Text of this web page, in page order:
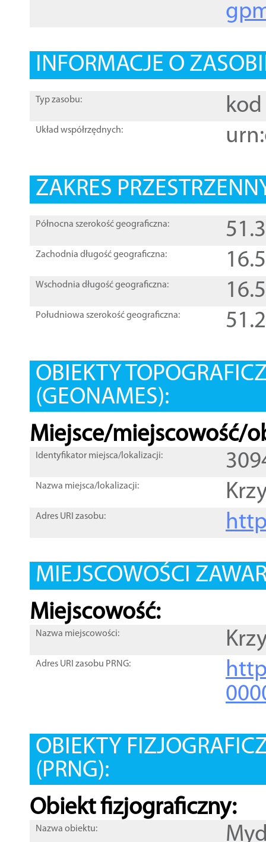
INFORMACJE O
Typ zasobu: kod
Układ współrzędnych:
ZAKRES
Północna szerokość geograficzna:
Zachodnia długość geograficzna:
Wschodnia długość geograficzna:
Południowa szerokość geograficzna:
OBIEKTY
(GEONAMES):
Miejsce/miejscowość/
Identyfikator miejsca/lokalizacji:
Nazwa miejsca/lokalizacji:
Adres URI zasobu:
MIEJSCOWOŚCI
Miejscowość:
Nazwa miejscowości:
Adres URI zasobu PRNG:
OBIEKTY
(PRNG):
Obiekt fizjograficzny:
Nazwa obiektu: